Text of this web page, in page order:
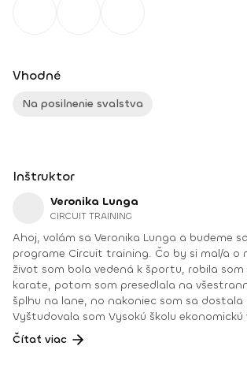
Vhodné
Na posilnenie svalstva
Inštruktor
Veronika Lunga
CIRCUIT TRAINING
Ahoj, volám sa Veronika Lunga a budeme
programe Circuit training. Čo by si mal/a o mne vedieť? Celý
život som bola vedená k športu, robila som
karate, potom som presedlala na
šplhu na lane, no nakoniec som sa dostala
Vyštudovala som Vysokú školu ekonomickú
nakoniec som sa rozhodla ísť úplne iným
čo som robila celý život. Dostať svoje
Čítať viac